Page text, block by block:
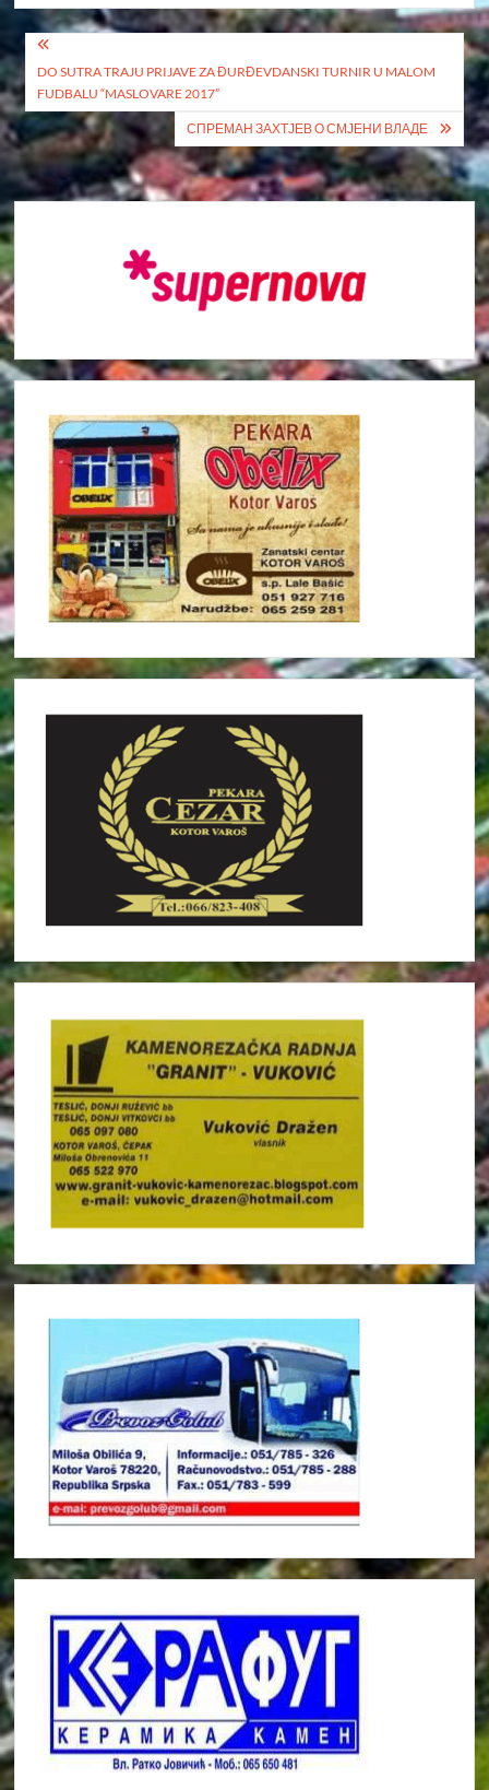
Кретање
чланка
DO SUTRA TRAJU PRIJAVE ZA ĐURĐEVDANSKI TURNIR U MALOM
FUDBALU “MASLOVARE 2017”
СПРЕМАН ЗАХТЈЕВ О СМЈЕНИ ВЛАДЕ